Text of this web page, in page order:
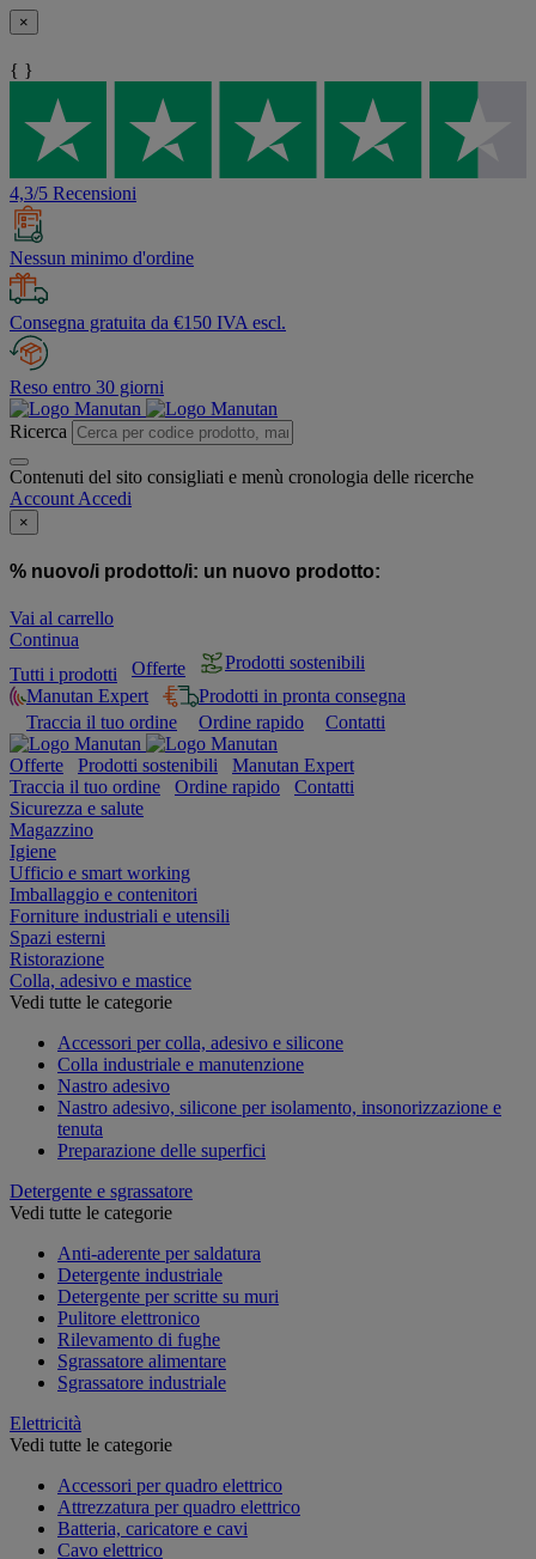
×
{ }
4,3/5 Recensioni
Nessun minimo d'ordine
Consegna gratuita da €150 IVA escl.
Reso entro 30 giorni
Ricerca
Contenuti del sito consigliati e menù cronologia delle ricerche
Account Accedi
×
% nuovo/i prodotto/i: un nuovo prodotto:
Vai al carrello
Continua
Tutti i prodotti
Offerte
Prodotti sostenibili
Manutan Expert
Prodotti in pronta consegna
Traccia il tuo ordine
Ordine rapido Contatti
Offerte Prodotti sostenibili
Manutan Expert
Traccia il tuo ordine
Ordine rapido
Contatti
Sicurezza e salute
Magazzino
Igiene
Ufficio e smart working
Imballaggio e contenitori
Forniture industriali e utensili
Spazi esterni
Ristorazione
Colla, adesivo e mastice
Vedi tutte le categorie
Accessori per colla, adesivo e silicone
Colla industriale e manutenzione
Nastro adesivo
Nastro adesivo, silicone per isolamento, insonorizzazione e
tenuta
Preparazione delle superfici
Detergente e sgrassatore
Vedi tutte le categorie
Anti-aderente per saldatura
Detergente industriale
Detergente per scritte su muri
Pulitore elettronico
Rilevamento di fughe
Sgrassatore alimentare
Sgrassatore industriale
Elettricità
Vedi tutte le categorie
Accessori per quadro elettrico
Attrezzatura per quadro elettrico
Batteria, caricatore e cavi
Cavo elettrico